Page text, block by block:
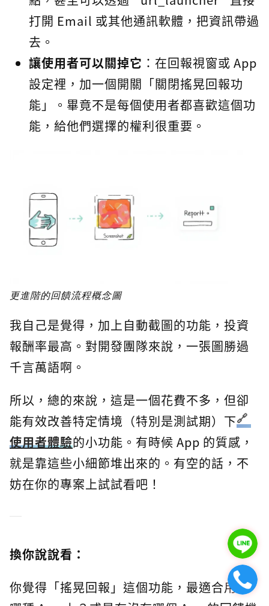
打開 Email 或其他通訊軟體，把資訊帶過
去。
讓使用者可以關掉它 ：在回報視窗或 App
設定裡，加一個開關「關閉搖晃回報功
能」。畢竟不是每個使用者都喜歡這個功
能，給他們選擇的權利很重要。
更進階的回饋流程概念圖
我自己是覺得，加上自動截圖的功能，投資
報酬率最高。對開發團隊來說，一張圖勝過
千言萬語啊。
所以，總的來說，這是一個花費不多，但卻
能有效改善特定情境（特別是測試期）下
使用者體驗的小功能。有時候 App 的質感，
就是靠這些小細節堆出來的。有空的話，不
妨在你的專案上試試看吧！
換你說說看：
你覺得「搖晃回報」這個功能，最適合用在